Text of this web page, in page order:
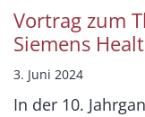
Vortrag zum
Siemens
3. Juni 2024
In der 10.